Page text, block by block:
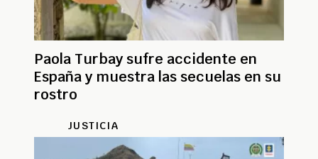
Paola Turbay sufre accidente en
España y muestra las secuelas en su
rostro
JUSTICIA